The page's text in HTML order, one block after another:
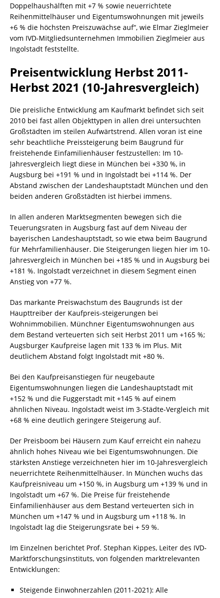
Doppelhaushälften mit +7 % sowie neuerrichtete
Reihenmittelhäuser und Eigentumswohnungen mit jeweils
+6 % die höchsten Preiszuwächse auf“, wie Elmar Zieglmeier
vom IVD-Mitgliedsunternehmen Immobilien Zieglmeier aus
Ingolstadt feststellte.
Preisentwicklung Herbst 2011-
Herbst 2021 (10-Jahresvergleich)
Die preisliche Entwicklung am Kaufmarkt befindet sich seit
2010 bei fast allen Objekttypen in allen drei untersuchten
Großstädten im steilen Aufwärtstrend. Allen voran ist eine
sehr beachtliche Preissteigerung beim Baugrund für
freistehende Einfamilienhäuser festzustellen: Im 10-
Jahresvergleich liegt diese in München bei +330 %, in
Augsburg bei +191 % und in Ingolstadt bei +114 %. Der
Abstand zwischen der Landeshauptstadt München und den
beiden anderen Großstädten ist hierbei immens.
In allen anderen Marktsegmenten bewegen sich die
Teuerungsraten in Augsburg fast auf dem Niveau der
bayerischen Landeshauptstadt, so wie etwa beim Baugrund
für Mehrfamilienhäuser. Die Steigerungen liegen hier im 10-
Jahresvergleich in München bei +185 % und in Augsburg bei
+181 %. Ingolstadt verzeichnet in diesem Segment einen
Anstieg von +77 %.
Das markante Preiswachstum des Baugrunds ist der
Haupttreiber der Kaufpreis-steigerungen bei
Wohnimmobilien. Münchner Eigentumswohnungen aus
dem Bestand verteuerten sich seit Herbst 2011 um +165 %;
Augsburger Kaufpreise lagen mit 133 % im Plus. Mit
deutlichem Abstand folgt Ingolstadt mit +80 %.
Bei den Kaufpreisanstiegen für neugebaute
Eigentumswohnungen liegen die Landeshauptstadt mit
+152 % und die Fuggerstadt mit +145 % auf einem
ähnlichen Niveau. Ingolstadt weist im 3-Städte-Vergleich mit
+68 % eine deutlich geringere Steigerung auf.
Der Preisboom bei Häusern zum Kauf erreicht ein nahezu
ähnlich hohes Niveau wie bei Eigentumswohnungen. Die
stärksten Anstiege verzeichneten hier im 10-Jahresvergleich
neuerrichtete Reihenmittelhäuser. In München wuchs das
Kaufpreisniveau um +150 %, in Augsburg um +139 % und in
Ingolstadt um +67 %. Die Preise für freistehende
Einfamilienhäuser aus dem Bestand verteuerten sich in
München um +147 % und in Augsburg um +118 %. In
Ingolstadt lag die Steigerungsrate bei + 59 %.
Im Einzelnen berichtet Prof. Stephan Kippes, Leiter des IVD-
Marktforschungsinstituts, von folgenden marktrelevanten
Entwicklungen:
Steigende Einwohnerzahlen (2011-2021): Alle